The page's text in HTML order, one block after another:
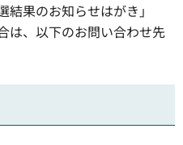
結果のお知らせはがき」
は、以下のお問い合わせ先